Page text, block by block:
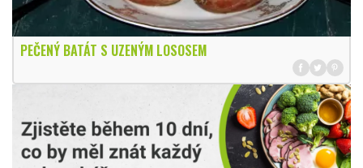
PEČENÝ BATÁT S UZENÝM LOSOSEM